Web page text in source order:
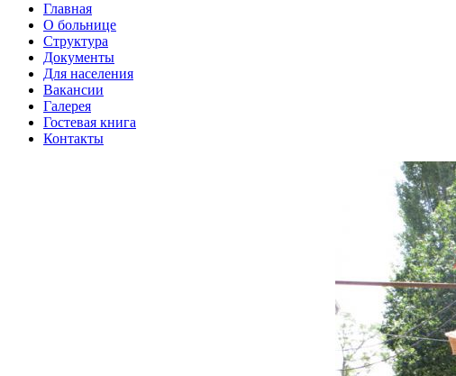
Главная
О больнице
Структура
Документы
Для населения
Вакансии
Галерея
Гостевая книга
Контакты